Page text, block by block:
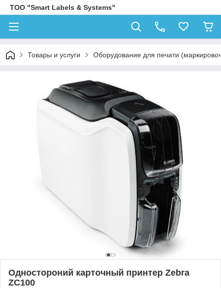
ТОО "Smart Labels & Systems"
Товары и услуги Оборудование для печати
Одностороний карточный принтер Zebra
ZC100